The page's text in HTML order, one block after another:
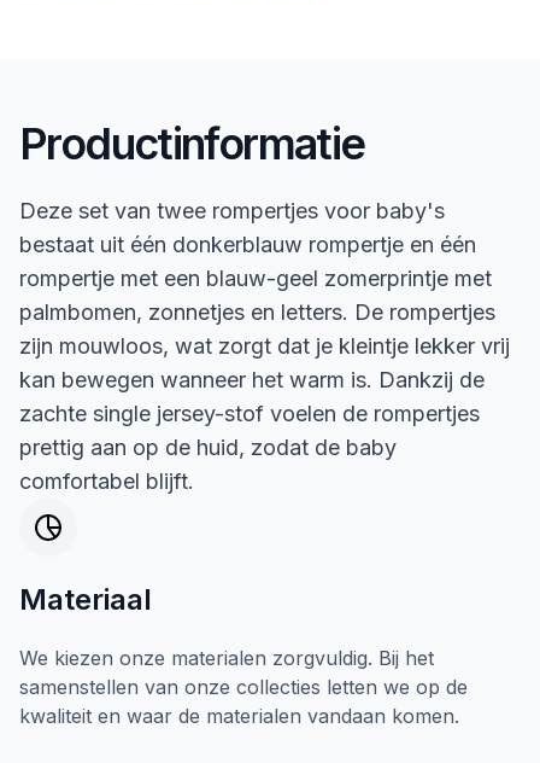
Productinformatie
Deze set van twee rompertjes voor baby's
bestaat uit één donkerblauw rompertje en één
rompertje met een blauw-geel zomerprintje met
palmbomen, zonnetjes en letters. De rompertjes
zijn mouwloos, wat zorgt dat je kleintje lekker vrij
kan bewegen wanneer het warm is. Dankzij de
zachte single jersey-stof voelen de rompertjes
prettig aan op de huid, zodat de baby
comfortabel blijft.
Materiaal
We kiezen onze materialen zorgvuldig. Bij het
samenstellen van onze collecties letten we op de
kwaliteit en waar de materialen vandaan komen.